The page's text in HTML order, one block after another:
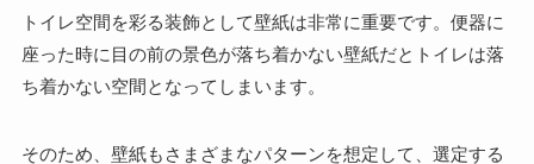
トイレ空間を彩る装飾として壁紙は非常に重要です。便器に
座った時に目の前の景色が落ち着かない壁紙だとトイレは落
ち着かない空間となってしまいます。
そのため、壁紙もさまざまなパターンを想定して、選定する